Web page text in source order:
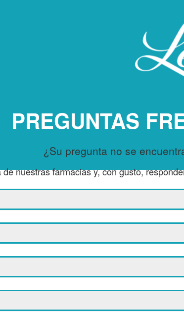
PREGUNTAS
¿Su pregunta no se
nuestras farmacias y, con gusto,